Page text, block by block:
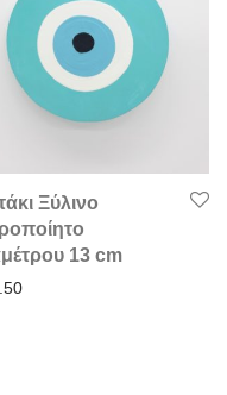
Ξύλινο
13 cm